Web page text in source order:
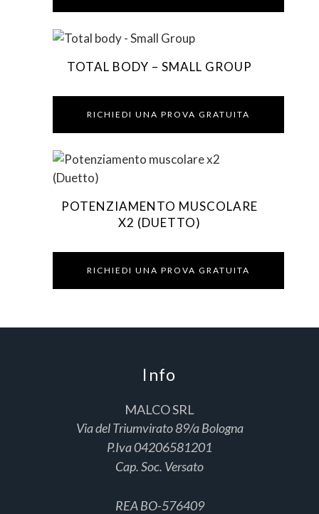
pagina
del
varianti.
Le
opzioni
possono
scelte
pagina
del
prodotto
prodotto
ha
varianti.
Le
opzioni
possono
essere
TOTAL BODY – SMALL GROUP
RICHIEDI UNA PROVA GRATUITA
prodotto
più
varianti.
Le
possono
prodotto
POTENZIAMENTO MUSCOLARE
X2 (DUETTO)
RICHIEDI UNA PROVA GRATUITA
Info
MALCO SRL
Via del Triumvirato 89/a Bologna
P.Iva 04206581201
Cap. Soc. Versato
REA BO-576409